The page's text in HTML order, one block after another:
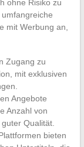
ohne Risiko zu
mit Werbung an,
Zugang zu
mit exklusiven
Angebote
Anzahl von
Qualität.
bieten